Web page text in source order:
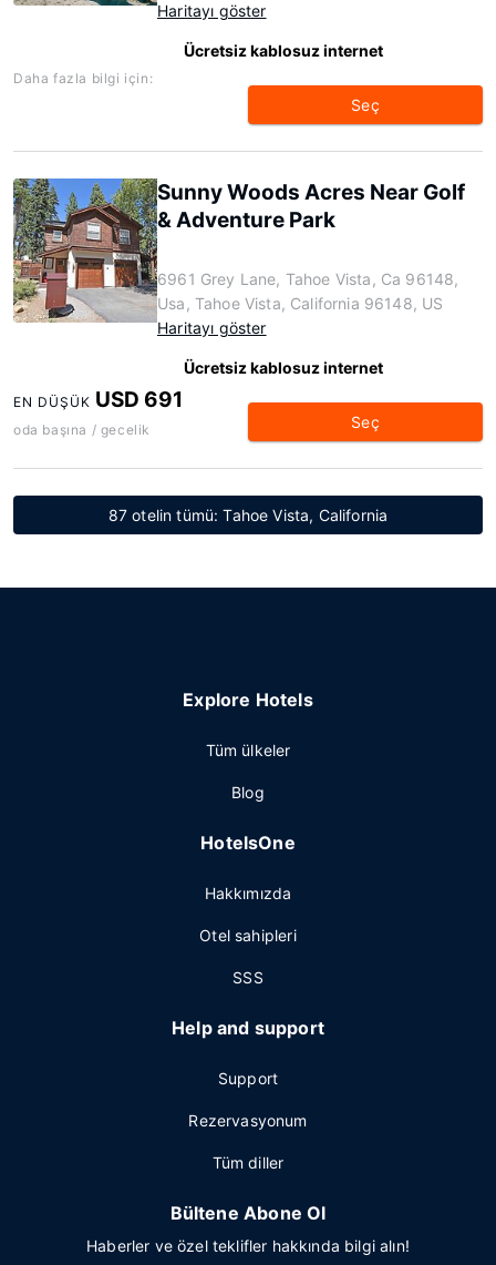
Haritayı göster
Ücretsiz kablosuz internet
Daha fazla bilgi için:
Seç
Sunny Woods Acres Near Golf
& Adventure Park
6961 Grey Lane, Tahoe Vista, Ca 96148,
Usa, Tahoe Vista, California 96148, US
Haritayı göster
Ücretsiz kablosuz internet
EN DÜŞÜK USD 691
oda başına / gecelik Seç
87 otelin tümü: Tahoe Vista, California
Explore Hotels
Tüm ülkeler
Blog
HotelsOne
Hakkımızda
Otel sahipleri
SSS
Help and support
Support
Rezervasyonum
Tüm diller
Bültene Abone Ol
Haberler ve özel teklifler hakkında bilgi alın!